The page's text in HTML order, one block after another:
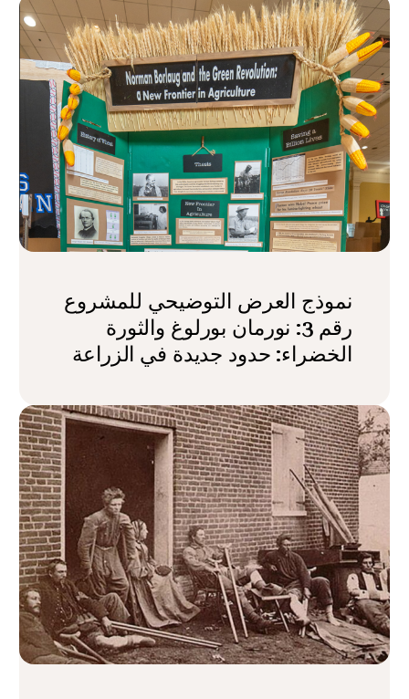
نموذج العرض التوضيحي للمشروع
رقم 3: نورمان بورلوغ والثورة
الخضراء: حدود جديدة في الزراعة